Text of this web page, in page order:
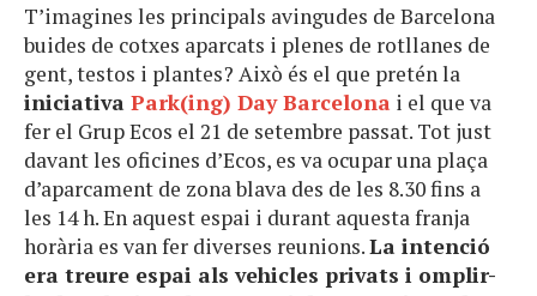
T’imagines les principals avingudes de Barcelona
buides de cotxes aparcats i plenes de rotllanes de
gent, testos i plantes? Això és el que pretén la
iniciativa Park(ing) Day Barcelona i el que va
fer el Grup Ecos el 21 de setembre passat. Tot just
davant les oficines d’Ecos, es va ocupar una plaça
d’aparcament de zona blava des de les 8.30 fins a
les 14 h. En aquest espai i durant aquesta franja
horària es van fer diverses reunions.La intenció
era treure espai als vehicles privats i omplir-